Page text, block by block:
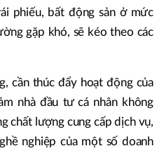
phiếu, bất động sản ở mức
gặp khó, sẽ kéo theo các
cần thúc đẩy hoạt động của
nhà đầu tư cá nhân không
chất lượng cung cấp dịch vụ,
nghiệp của một số doanh